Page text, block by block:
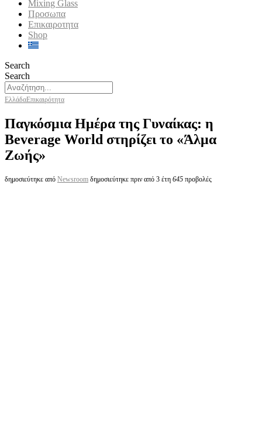
Mixing Glass
Προσωπα
Επικαιροτητα
Shop
Search
Search
ΕλλάδαΕπικαιρότητα
Παγκόσμια Ημέρα της Γυναίκας: η
Beverage World στηρίζει το «Άλμα
Ζωής»
δημοσιεύτηκε από Newsroom δημοσιεύτηκε πριν από 3 έτη 645 προβολές